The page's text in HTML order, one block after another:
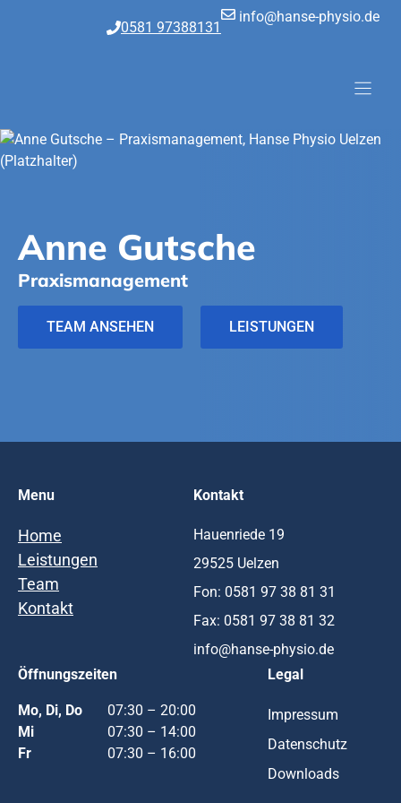
0581 97388131
info@hanse-physio.de
Anne Gutsche
Praxismanagement
TEAM ANSEHEN LEISTUNGEN
Menu
Home
Leistungen
Team
Kontakt
Kontakt
Hauenriede 19
29525 Uelzen
Fon: 0581 97 38 81 31
Fax: 0581 97 38 81 32
info@hanse-physio.de
Öffnungszeiten
Mo, Di, Do
07:30 – 20:00
Mi
07:30 – 14:00
Fr
07:30 – 16:00
Legal
Impressum
Datenschutz
Downloads